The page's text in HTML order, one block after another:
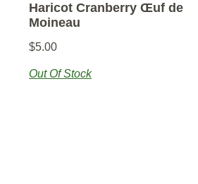
Haricot Cranberry Œuf de
Moineau
$5.00
Out Of Stock